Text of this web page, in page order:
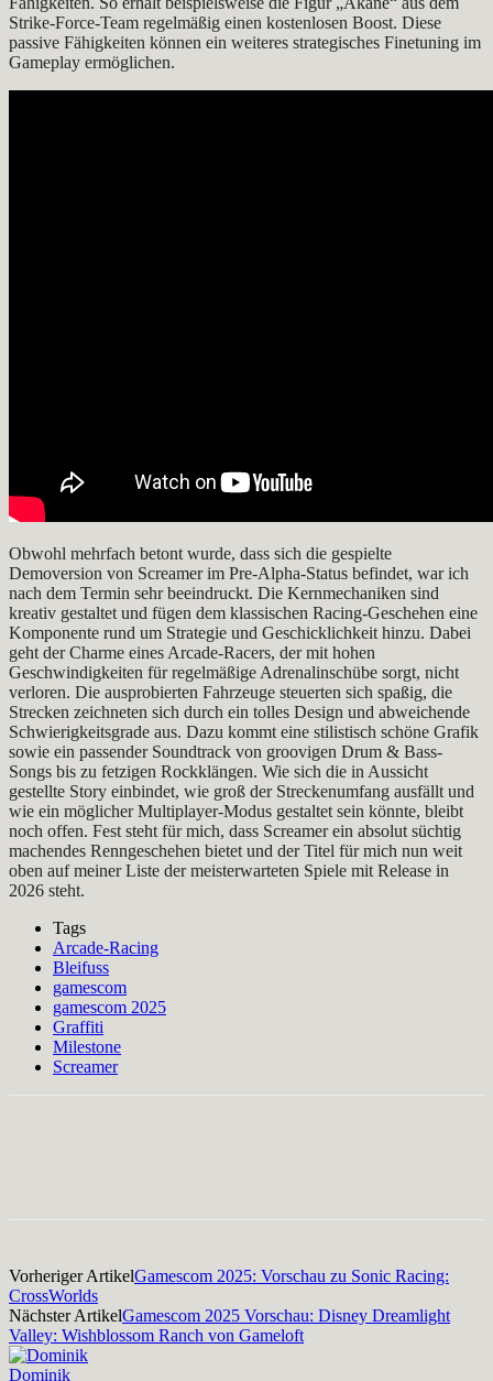
Strike-Force-Team regelmäßig einen kostenlosen Boost. Diese
passive Fähigkeiten können ein weiteres strategisches Finetuning im
Gameplay ermöglichen.
Obwohl mehrfach betont wurde, dass sich die gespielte
Demoversion von Screamer im Pre-Alpha-Status befindet, war ich
nach dem Termin sehr beeindruckt. Die Kernmechaniken sind
kreativ gestaltet und fügen dem klassischen Racing-Geschehen eine
Komponente rund um Strategie und Geschicklichkeit hinzu. Dabei
geht der Charme eines Arcade-Racers, der mit hohen
Geschwindigkeiten für regelmäßige Adrenalinschübe sorgt, nicht
verloren. Die ausprobierten Fahrzeuge steuerten sich spaßig, die
Strecken zeichneten sich durch ein tolles Design und abweichende
Schwierigkeitsgrade aus. Dazu kommt eine stilistisch schöne Grafik
sowie ein passender Soundtrack von groovigen Drum & Bass-
Songs bis zu fetzigen Rockklängen. Wie sich die in Aussicht
gestellte Story einbindet, wie groß der Streckenumfang ausfällt und
wie ein möglicher Multiplayer-Modus gestaltet sein könnte, bleibt
noch offen. Fest steht für mich, dass Screamer ein absolut süchtig
machendes Renngeschehen bietet und der Titel für mich nun weit
oben auf meiner Liste der meisterwarteten Spiele mit Release in
2026 steht.
Tags
Arcade-Racing
Bleifuss
gamescom
gamescom 2025
Graffiti
Milestone
Screamer
Vorheriger ArtikelGamescom 2025: Vorschau zu Sonic Racing:
CrossWorlds
Nächster ArtikelGamescom 2025 Vorschau: Disney Dreamlight
Valley: Wishblossom Ranch von Gameloft
Dominik